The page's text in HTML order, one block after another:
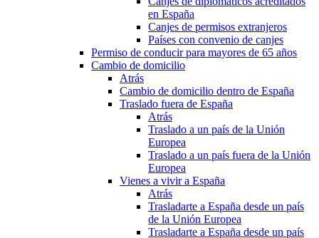
en España
Canjes de permisos extranjeros
Países con convenio de canjes
Permiso de conducir para mayores de 65 años
Cambio de domicilio
Atrás
Cambio de domicilio dentro de España
Traslado fuera de España
Atrás
Traslado a un país de la Unión
Europea
Traslado a un país fuera de la Unión
Europea
Vienes a vivir a España
Atrás
Trasladarte a España desde un país
de la Unión Europea
Trasladarte a España desde un país